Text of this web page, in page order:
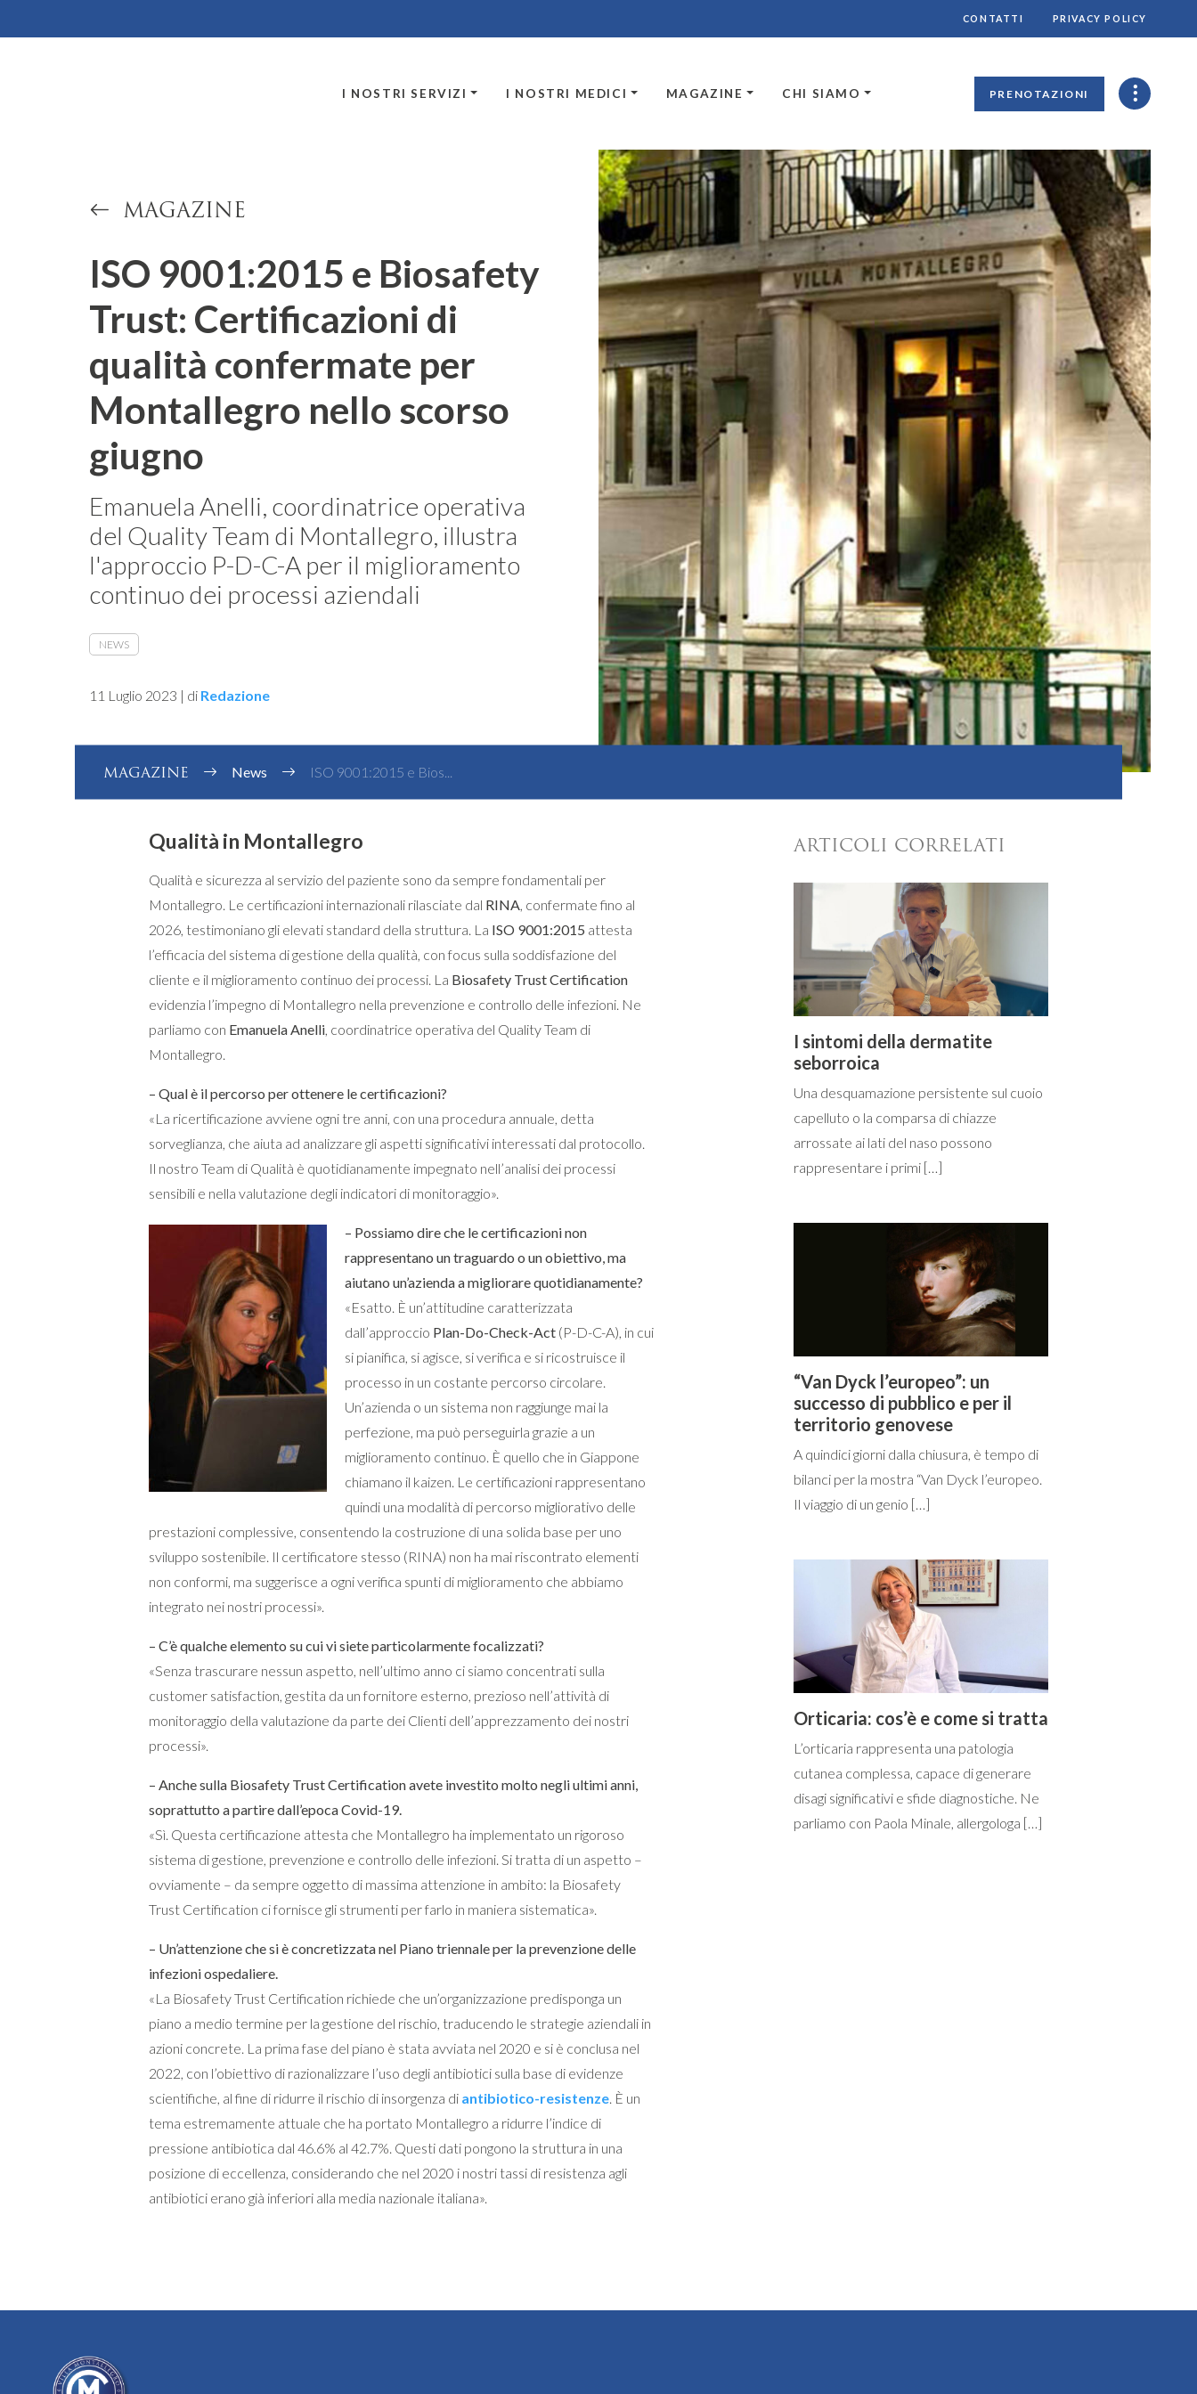
CONTATTI PRIVACY POLICY
I NOSTRI SERVIZI I NOSTRI MEDICI MAGAZINE CHI SIAMO PRENOTAZIONI
MAGAZINE
ISO 9001:2015 e Biosafety
Trust: Certificazioni di
qualità confermate per
Montallegro nello scorso
giugno
Emanuela Anelli, coordinatrice operativa
del Quality Team di Montallegro, illustra
l'approccio P-D-C-A per il miglioramento
continuo dei processi aziendali
NEWS
11 Luglio 2023 | di Redazione
MAGAZINE News ISO 9001:2015 e Bios...
Qualità in Montallegro
Qualità e sicurezza al servizio del paziente sono da sempre fondamentali per
Montallegro. Le certificazioni internazionali rilasciate dal RINA, confermate fino al
2026, testimoniano gli elevati standard della struttura. La ISO 9001:2015 attesta
l’efficacia del sistema di gestione della qualità, con focus sulla soddisfazione del
cliente e il miglioramento continuo dei processi. La Biosafety Trust Certification
evidenzia l’impegno di Montallegro nella prevenzione e controllo delle infezioni. Ne
parliamo con Emanuela Anelli, coordinatrice operativa del Quality Team di
Montallegro.
– Qual è il percorso per ottenere le certificazioni?
«La ricertificazione avviene ogni tre anni, con una procedura annuale, detta
sorveglianza, che aiuta ad analizzare gli aspetti significativi interessati dal protocollo.
Il nostro Team di Qualità è quotidianamente impegnato nell’analisi dei processi
sensibili e nella valutazione degli indicatori di monitoraggio».
– Possiamo dire che le certificazioni non
rappresentano un traguardo o un obiettivo, ma
aiutano un’azienda a migliorare quotidianamente?
«Esatto. È un’attitudine caratterizzata
dall’approccio Plan-Do-Check-Act (P-D-C-A), in cui
si pianifica, si agisce, si verifica e si ricostruisce il
processo in un costante percorso circolare.
Un’azienda o un sistema non raggiunge mai la
perfezione, ma può perseguirla grazie a un
miglioramento continuo. È quello che in Giappone
chiamano il kaizen. Le certificazioni rappresentano
quindi una modalità di percorso migliorativo delle
prestazioni complessive, consentendo la costruzione di una solida base per uno
sviluppo sostenibile. Il certificatore stesso (RINA) non ha mai riscontrato elementi
non conformi, ma suggerisce a ogni verifica spunti di miglioramento che abbiamo
integrato nei nostri processi».
– C’è qualche elemento su cui vi siete particolarmente focalizzati?
«Senza trascurare nessun aspetto, nell’ultimo anno ci siamo concentrati sulla
customer satisfaction, gestita da un fornitore esterno, prezioso nell’attività di
monitoraggio della valutazione da parte dei Clienti dell’apprezzamento dei nostri
processi».
– Anche sulla Biosafety Trust Certification avete investito molto negli ultimi anni,
soprattutto a partire dall’epoca Covid-19.
«Sì. Questa certificazione attesta che Montallegro ha implementato un rigoroso
sistema di gestione, prevenzione e controllo delle infezioni. Si tratta di un aspetto –
ovviamente – da sempre oggetto di massima attenzione in ambito: la Biosafety
Trust Certification ci fornisce gli strumenti per farlo in maniera sistematica».
– Un’attenzione che si è concretizzata nel Piano triennale per la prevenzione delle
infezioni ospedaliere.
«La Biosafety Trust Certification richiede che un’organizzazione predisponga un
piano a medio termine per la gestione del rischio, traducendo le strategie aziendali in
azioni concrete. La prima fase del piano è stata avviata nel 2020 e si è conclusa nel
2022, con l’obiettivo di razionalizzare l’uso degli antibiotici sulla base di evidenze
scientifiche, al fine di ridurre il rischio di insorgenza di antibiotico-resistenze. È un
tema estremamente attuale che ha portato Montallegro a ridurre l’indice di
pressione antibiotica dal 46.6% al 42.7%. Questi dati pongono la struttura in una
posizione di eccellenza, considerando che nel 2020 i nostri tassi di resistenza agli
antibiotici erano già inferiori alla media nazionale italiana».
ARTICOLI CORRELATI
I sintomi della dermatite
seborroica
Una desquamazione persistente sul cuoio
capelluto o la comparsa di chiazze
arrossate ai lati del naso possono
rappresentare i primi […]
“Van Dyck l’europeo”: un
successo di pubblico e per il
territorio genovese
A quindici giorni dalla chiusura, è tempo di
bilanci per la mostra “Van Dyck l’europeo.
Il viaggio di un genio […]
Orticaria: cos’è e come si tratta
L’orticaria rappresenta una patologia
cutanea complessa, capace di generare
disagi significativi e sfide diagnostiche. Ne
parliamo con Paola Minale, allergologa […]